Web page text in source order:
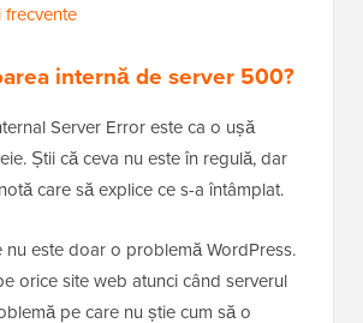
internă de server 500?
Server Error este ca o ușă
Știi că ceva nu este în regulă, dar
care să explice ce s-a întâmplat.
nu este doar o problemă WordPress.
orice site web atunci când serverul
pe care nu știe cum să o